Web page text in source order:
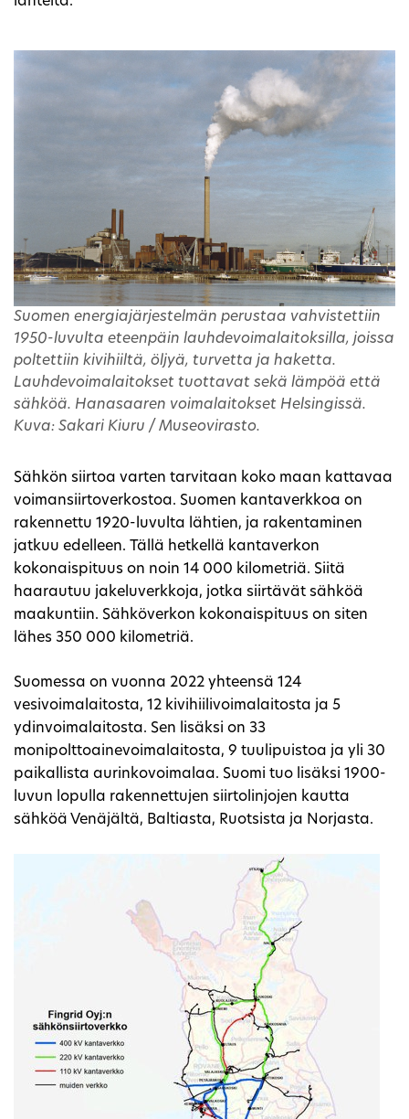
Suomen energiajärjestelmän perustaa vahvistettiin
1950-luvulta eteenpäin lauhdevoimalaitoksilla, joissa
poltettiin kivihiiltä, öljyä, turvetta ja haketta.
Lauhdevoimalaitokset tuottavat sekä lämpöä että
sähköä. Hanasaaren voimalaitokset Helsingissä.
Kuva: Sakari Kiuru / Museovirasto.
Sähkön siirtoa varten tarvitaan koko maan kattavaa
voimansiirtoverkostoa. Suomen kantaverkkoa on
rakennettu 1920-luvulta lähtien, ja rakentaminen
jatkuu edelleen. Tällä hetkellä kantaverkon
kokonaispituus on noin 14 000 kilometriä. Siitä
haarautuu jakeluverkkoja, jotka siirtävät sähköä
maakuntiin. Sähköverkon kokonaispituus on siten
lähes 350 000 kilometriä.
Suomessa on vuonna 2022 yhteensä 124
vesivoimalaitosta, 12 kivihiilivoimalaitosta ja 5
ydinvoimalaitosta. Sen lisäksi on 33
monipolttoainevoimalaitosta, 9 tuulipuistoa ja yli 30
paikallista aurinkovoimalaa. Suomi tuo lisäksi 1900-
luvun lopulla rakennettujen siirtolinjojen kautta
sähköä Venäjältä, Baltiasta, Ruotsista ja Norjasta.